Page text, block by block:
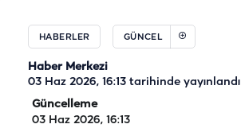
HABERLER GÜNCEL
Haber Merkezi
03 Haz 2026, 16:13 tarihinde yayınlandı
Güncelleme
03 Haz 2026, 16:13